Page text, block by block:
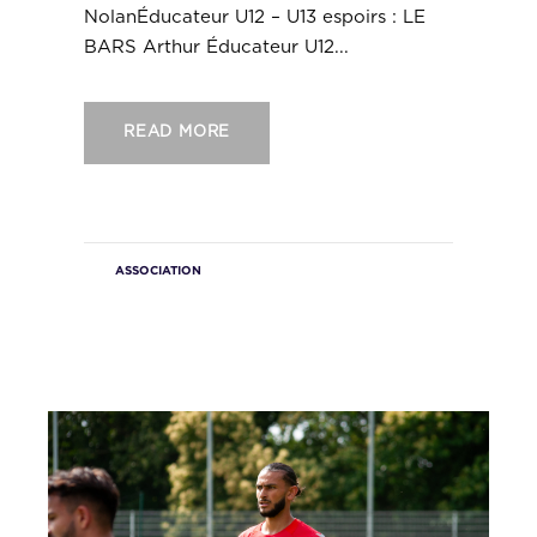
NolanÉducateur U12 – U13 espoirs : LE
BARS Arthur Éducateur U12...
READ MORE
ASSOCIATION